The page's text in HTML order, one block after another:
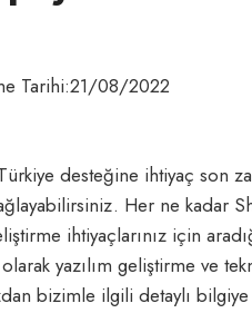
Tarihi:21/08/2022
desteğine ihtiyaç son
Her ne kadar
ihtiyaçlarınız için
yazılım geliştirme ve
bizimle ilgili detaylı bilgiye